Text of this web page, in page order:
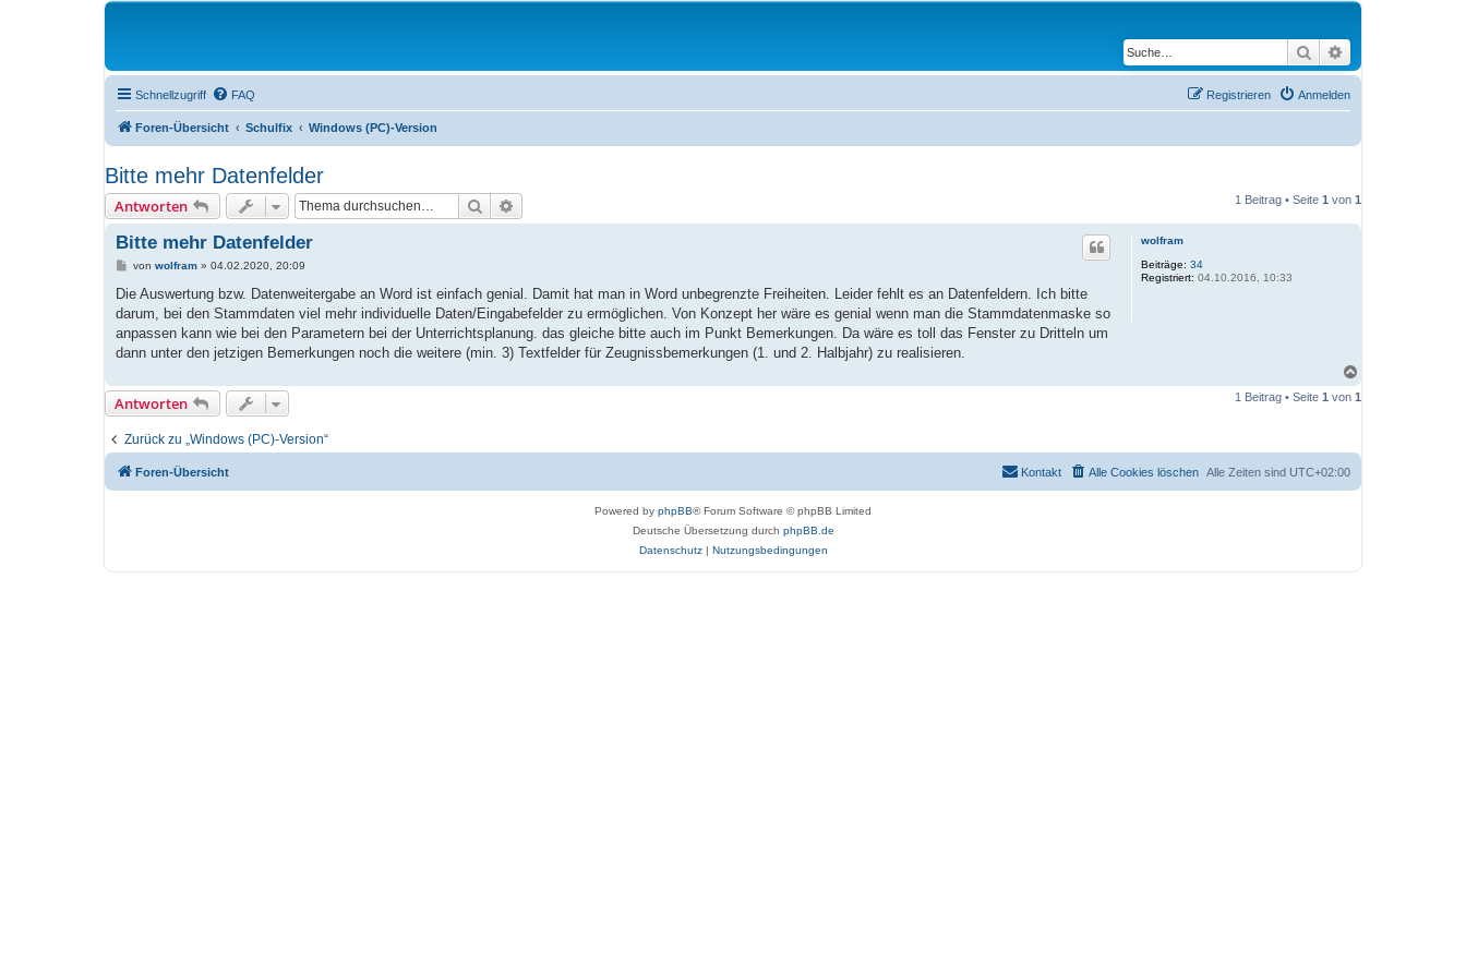
Suche
Schnellzugriff FAQ Anmelden
Registrieren
Foren-Übersicht Schulfix Windows (PC)-Version
Bitte mehr Datenfelder
Antworten Suche 1 Beitrag • Seite 1 von 1
wolfram
Beiträge: 34
Registriert: 04.10.2016, 10:33
Bitte mehr Datenfelder
B
i
r
a
g
von wolfram» 04.02.2020, 20:09
Die Auswertung bzw. Datenweitergabe an Word ist einfach genial. Damit hat man in Word unbegrenzte Freiheiten. Leider fehlt es an Datenfeldern. Ich bitte
darum, bei den Stammdaten viel mehr individuelle Daten/Eingabefelder zu ermöglichen. Von Konzept her wäre es genial wenn man die Stammdatenmaske so
anpassen kann wie bei den Parametern bei der Unterrichtsplanung. das gleiche bitte auch im Punkt Bemerkungen. Da wäre es toll das Fenster zu Dritteln um
dann unter den jetzigen Bemerkungen noch die weitere (min. 3) Textfelder für Zeugnissbemerkungen (1. und 2. Halbjahr) zu realisieren.
c
e
Antworten 1 Beitrag • Seite 1 von 1
Zurück zu „Windows (PC)-Version“
Foren-Übersicht Alle Zeiten sind UTC+02:00
Alle Cookies löschen
Kontakt
Powered by phpBB® Forum Software © phpBB Limited
Deutsche Übersetzung durch phpBB.de
Datenschutz| Nutzungsbedingungen